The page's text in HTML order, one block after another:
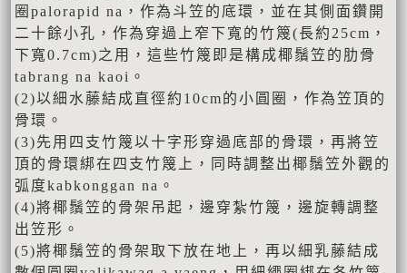
圈palorapid na，作為斗笠的底環，並在其側面鑽開
二十餘小孔，作為穿過上窄下寬的竹篾(長約25cm，
下寬0.7cm)之用，這些竹篾即是構成椰鬚笠的肋骨
tabrang na kaoi。
(2)以細水藤結成直徑約10cm的小圓圈，作為笠頂的
骨環。
(3)先用四支竹篾以十字形穿過底部的骨環，再將笠
頂的骨環綁在四支竹篾上，同時調整出椰鬚笠外觀的
弧度kabkonggan na。
(4)將椰鬚笠的骨架吊起，邊穿紮竹篾，邊旋轉調整
出笠形。
(5)將椰鬚笠的骨架取下放在地上，再以細乳藤結成